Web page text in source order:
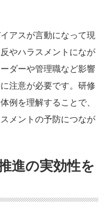
アスが言動になって現
やハラスメントになが
ダーや管理職など影響
注意が必要です。研修
例を理解することで、
メントの予防につなが
進の実効性を